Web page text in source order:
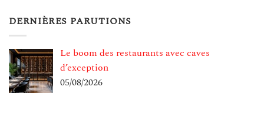
DERNIÈRES PARUTIONS
Le boom des restaurants avec caves
d’exception
05/08/2026